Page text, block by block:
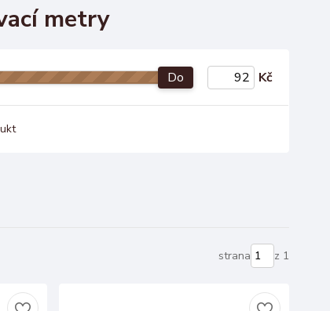
metry
Do Kč
strana z 1